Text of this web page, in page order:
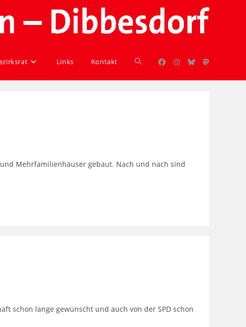
Links Kontakt
Mehrfamilienhäuser gebaut. Nach und nach sind
schon lange gewünscht und auch von der SPD schon